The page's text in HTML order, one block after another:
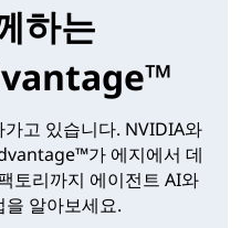
하는
고 있습니다. NVIDIA와
가 에지에서 데
토리까지 에이전트 AI와
알아보세요.